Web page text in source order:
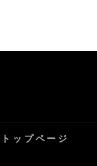
トップページ